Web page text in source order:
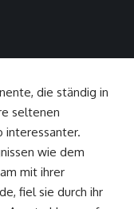
die ständig in
seltenen
interessanter.
wie dem
mit ihrer
fiel sie durch ihr